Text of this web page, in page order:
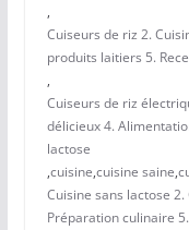
,
Cuiseurs de riz 2.
produits laitiers 5.
,
Cuiseurs de riz
délicieux 4.
lactose
,cuisine,cuisine saine,
Cuisine sans lactose
Préparation culinaire